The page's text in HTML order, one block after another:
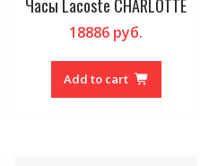
Часы Lacoste CHARLOTTE
18886 руб.
Add to cart